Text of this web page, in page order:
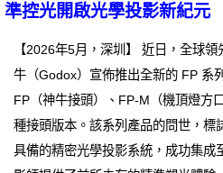
準控光開啟光學投影新紀元
【2026年5月，深圳】 近日，全球
牛（Godox）宣佈推出全新的 FP 系
FP（神牛接頭）、FP-M（機頂燈方
種接頭版本。該系列產品的問世，標
具備的精密光學投影系統，成功集成